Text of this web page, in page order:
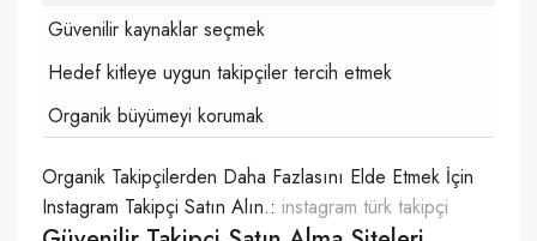
Güvenilir kaynaklar seçmek
Hedef kitleye uygun takipçiler tercih etmek
Organik büyümeyi korumak
Organik Takipçilerden Daha Fazlasını Elde Etmek İçin
Instagram Takipçi Satın Alın.: instagram türk takipçi